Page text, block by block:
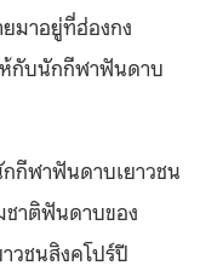
มาอยู่ที่ฮ่องกง
ห้กับนักกีฬาฟันดาบ
กีฬาฟันดาบเยาวชน
ชาติฟันดาบของ
วชนสิงคโปร์ปี